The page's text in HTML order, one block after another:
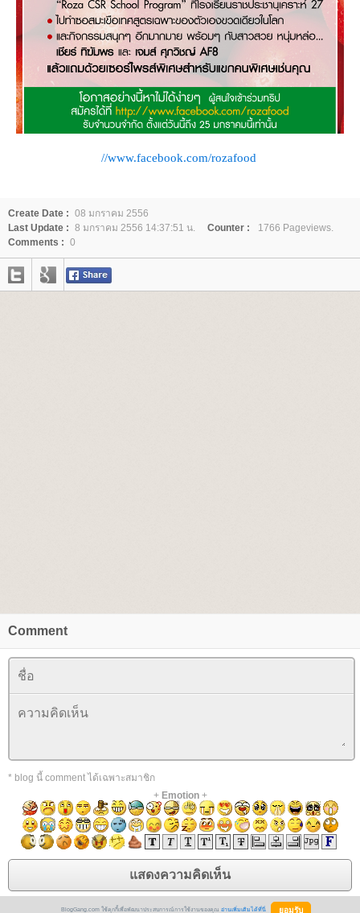
//www.facebook.com/rozafood
Create Date : 08 มกราคม 2556
Last Update : 8 มกราคม 2556 14:37:51 น. Counter :
1766 Pageviews.
Comments : 0
Comment
* blog นี้ comment ได้เฉพาะสมาชิก
+ Emotion+
BlogGang.com ใช้คุกกี้เพื่อพัฒนาประสบการณ์การใช้งานของคุณ อ่านเพิ่มเติมได้ที่นี่